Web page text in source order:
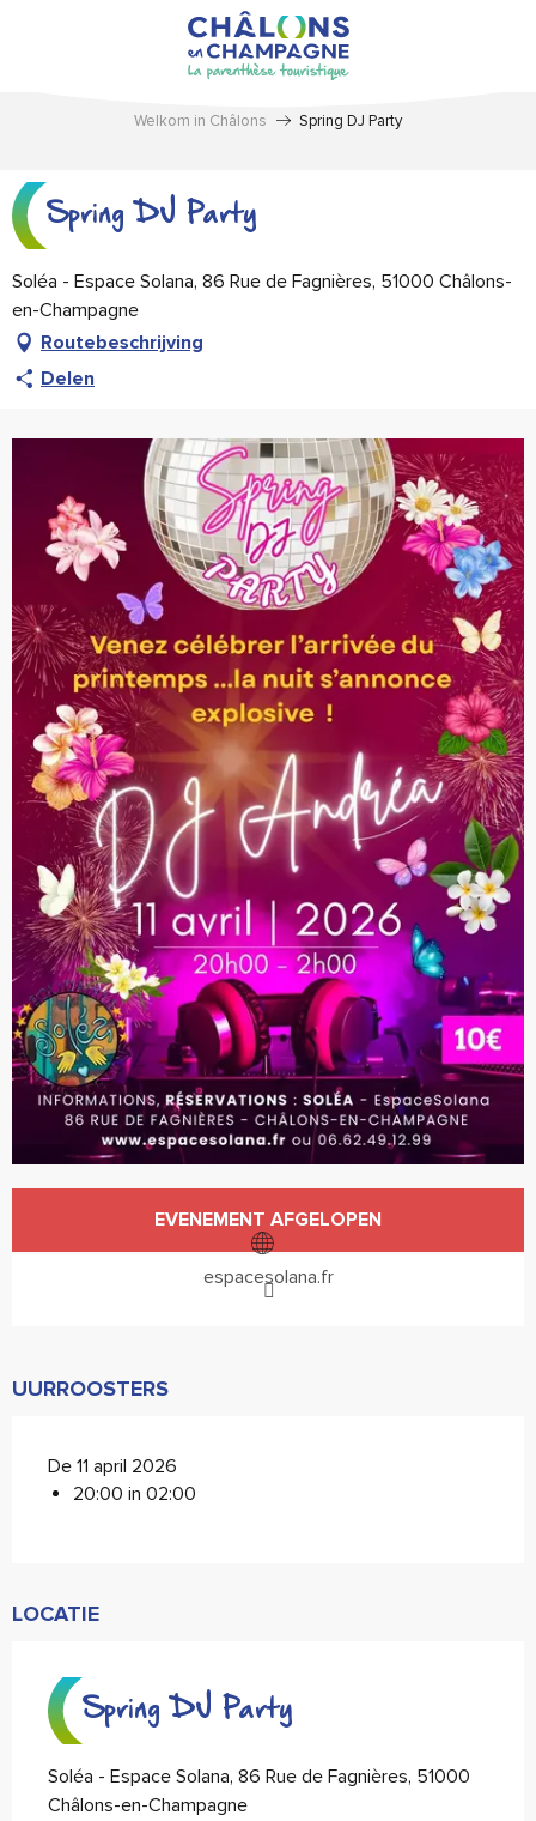
Welkom in Châlons Spring DJ Party
Spring DJ Party
Soléa - Espace Solana, 86 Rue de Fagnières, 51000 Châlons-
en-Champagne
Routebeschrijving
Delen
EVENEMENT AFGELOPEN
espacesolana.fr
UURROOSTERS
De 11 april 2026
20:00 in 02:00
LOCATIE
Spring DJ Party
Soléa - Espace Solana, 86 Rue de Fagnières, 51000
Châlons-en-Champagne